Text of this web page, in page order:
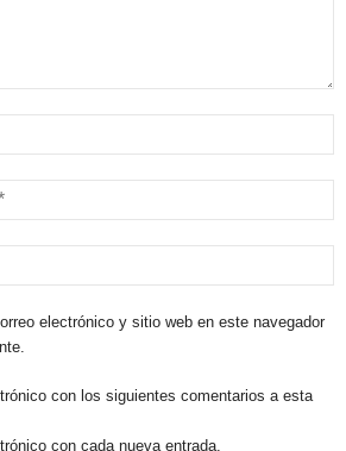
electrónico y sitio web en este navegador
con los siguientes comentarios a esta
con cada nueva entrada.